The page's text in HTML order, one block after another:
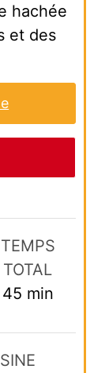
hachée
et des
TEMPS
TOTAL
45minutes
min